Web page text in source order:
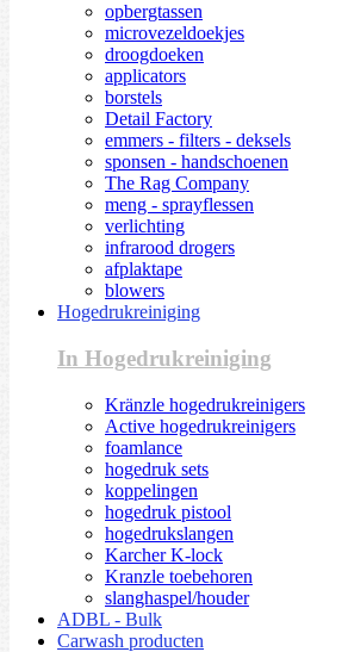
opbergtassen
microvezeldoekjes
droogdoeken
applicators
borstels
Detail Factory
emmers - filters - deksels
sponsen - handschoenen
The Rag Company
meng - sprayflessen
verlichting
infrarood drogers
afplaktape
blowers
Hogedrukreiniging
In Hogedrukreiniging
Kränzle hogedrukreinigers
Active hogedrukreinigers
foamlance
hogedruk sets
koppelingen
hogedruk pistool
hogedrukslangen
Karcher K-lock
Kranzle toebehoren
slanghaspel/houder
ADBL - Bulk
Carwash producten